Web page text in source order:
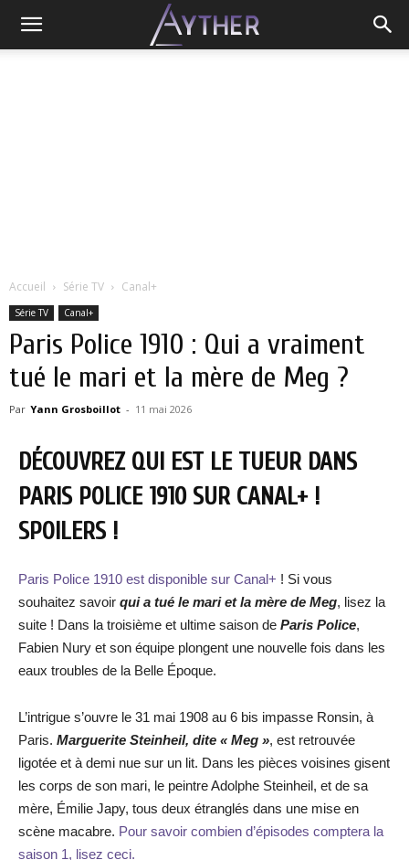
Accueil Série TV Canal+
Série TV Canal+
Paris Police 1910 : Qui a vraiment
tué le mari et la mère de Meg ?
Par Yann Grosboillot - 11 mai 2026
DÉCOUVREZ QUI EST LE TUEUR DANS
PARIS POLICE 1910 SUR CANAL+ !
SPOILERS !
Paris Police 1910 est disponible sur Canal+ ! Si vous
souhaitez savoir qui a tué le mari et la mère de Meg, lisez la
suite ! Dans la troisième et ultime saison de Paris Police,
Fabien Nury et son équipe plongent une nouvelle fois dans les
eaux troubles de la Belle Époque.
L’intrigue s’ouvre le 31 mai 1908 au 6 bis impasse Ronsin, à
Paris. Marguerite Steinheil, dite « Meg », est retrouvée
ligotée et à demi nue sur un lit. Dans les pièces voisines gisent
les corps de son mari, le peintre Adolphe Steinheil, et de sa
mère, Émilie Japy, tous deux étranglés dans une mise en
scène macabre. Pour savoir combien d’épisodes comptera la
saison 1, lisez ceci.